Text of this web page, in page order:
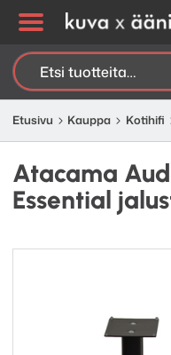
Etsi:
Etusivu Kauppa Kotihifi
Atacama
Essential